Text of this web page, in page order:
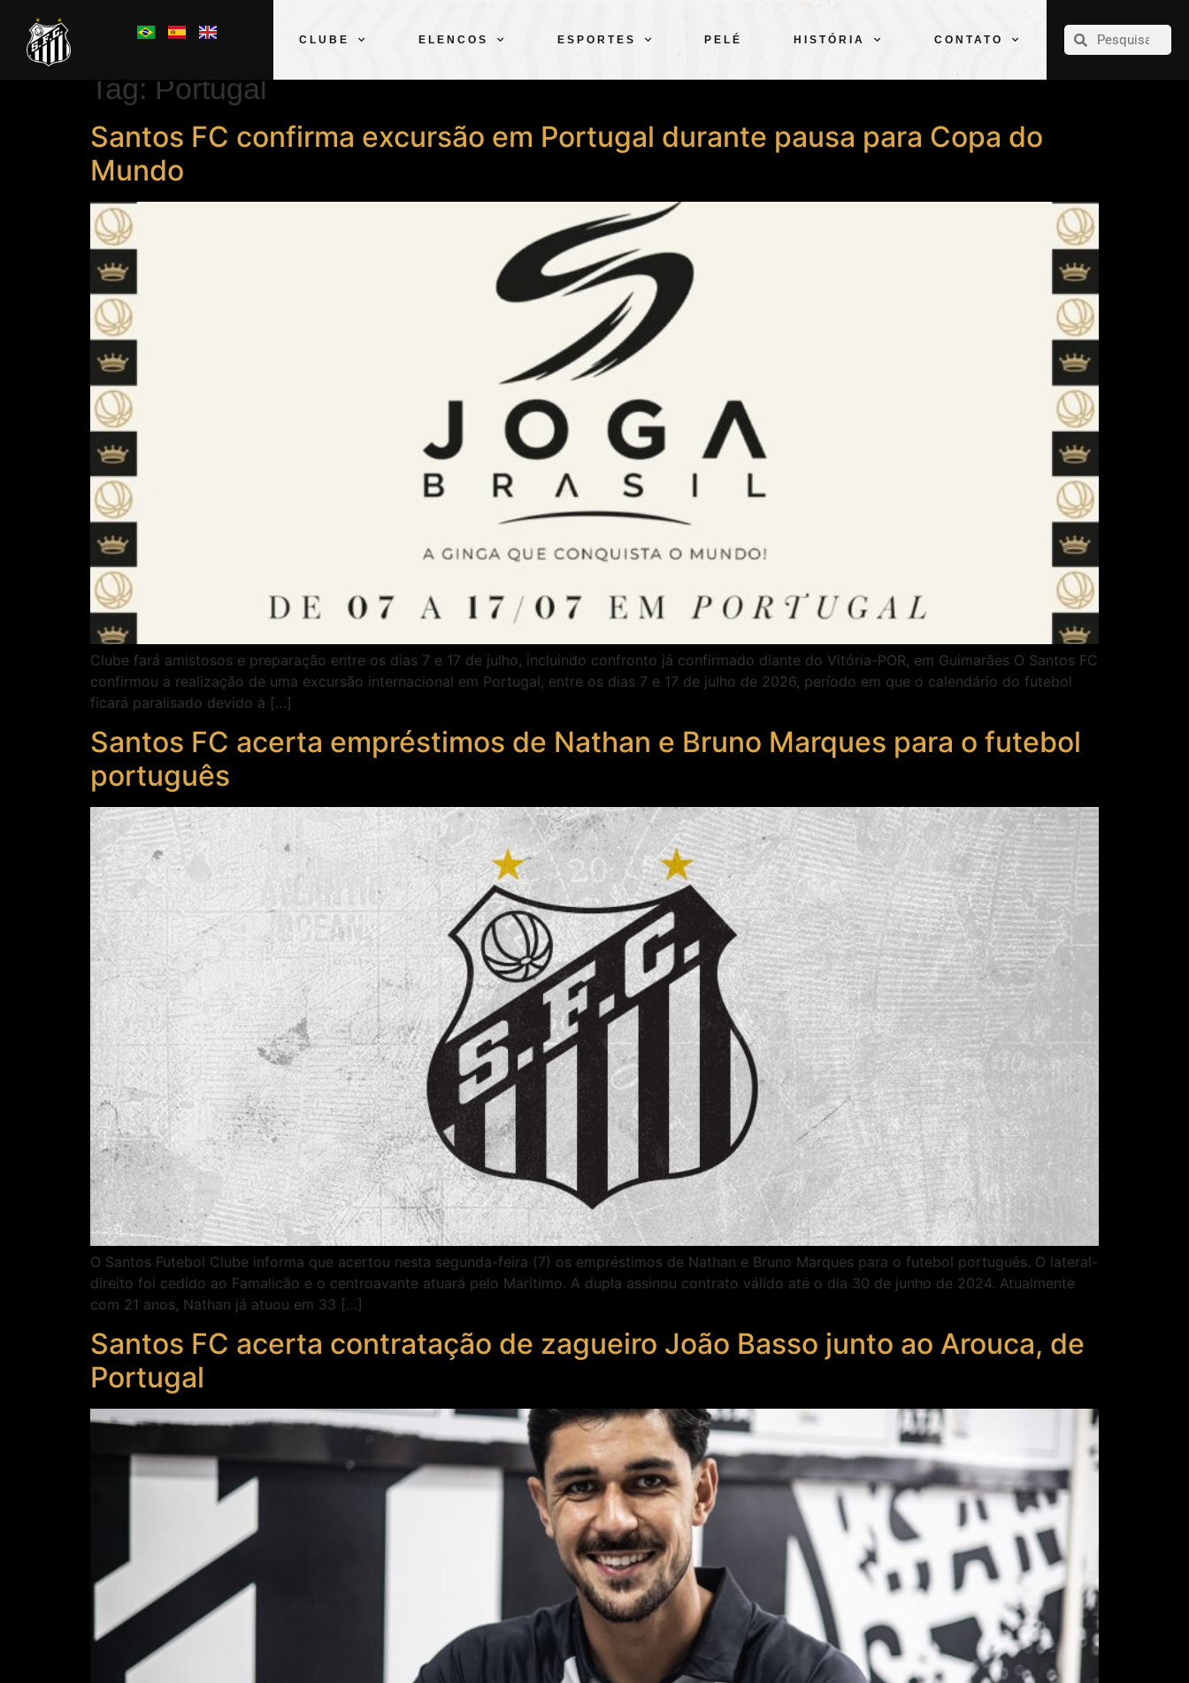
CLUBE ELENCOS ESPORTES PELÉ HISTÓRIA CONTATO
CLUBE
Tag: Portugal
Santos FC confirma excursão em Portugal durante pausa para Copa do
Mundo
Clube fará amistosos e preparação entre os dias 7 e 17 de julho, incluindo confronto já confirmado diante do Vitória-POR, em Guimarães O Santos FC
confirmou a realização de uma excursão internacional em Portugal, entre os dias 7 e 17 de julho de 2026, período em que o calendário do futebol
ficará paralisado devido à […]
Santos FC acerta empréstimos de Nathan e Bruno Marques para o futebol
português
O Santos Futebol Clube informa que acertou nesta segunda-feira (7) os empréstimos de Nathan e Bruno Marques para o futebol português. O lateral-
direito foi cedido ao Famalicão e o centroavante atuará pelo Marítimo. A dupla assinou contrato válido até o dia 30 de junho de 2024. Atualmente
com 21 anos, Nathan já atuou em 33 […]
Santos FC acerta contratação de zagueiro João Basso junto ao Arouca, de
Portugal